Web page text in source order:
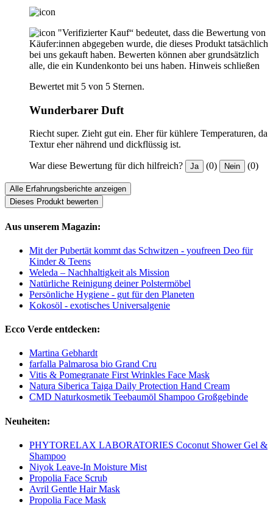
"Verifizierter Kauf“ bedeutet, dass die Bewertung von
Käufer:innen abgegeben wurde, die dieses Produkt tatsächlich
bei uns gekauft haben. Bewerten können aber grundsätzlich
alle, die ein Kundenkonto bei uns haben. Hinweis schließen
Bewertet mit 5 von 5 Sternen.
Wunderbarer Duft
Riecht super. Zieht gut ein. Eher für kühlere Temperaturen, da
Textur eher nährend und dickflüssig ist.
War diese Bewertung für dich hilfreich? Ja (0) Nein (0)
Alle Erfahrungsberichte anzeigen
Dieses Produkt bewerten
Aus unserem Magazin:
Mit der Pubertät kommt das Schwitzen - youfreen Deo für
Kinder & Teens
Weleda – Nachhaltigkeit als Mission
Natürliche Reinigung deiner Polstermöbel
Persönliche Hygiene - gut für den Planeten
Kokosöl - exotisches Universalgenie
Ecco Verde entdecken:
Martina Gebhardt
farfalla Palmarosa bio Grand Cru
Vitis & Pomegranate First Wrinkles Face Mask
Natura Siberica Taiga Daily Protection Hand Cream
CMD Naturkosmetik Teebaumöl Shampoo Großgebinde
Neuheiten:
PHYTORELAX LABORATORIES Coconut Shower Gel &
Shampoo
Niyok Leave-In Moisture Mist
Propolia Face Scrub
Avril Gentle Hair Mask
Propolia Face Mask